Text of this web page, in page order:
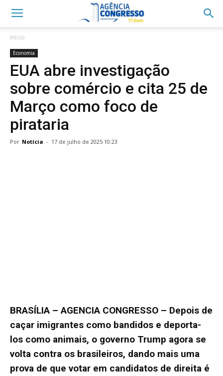
Início
Economia
EUA abre investigação
sobre comércio e cita 25 de
Março como foco de
pirataria
Por Notícia - 17 de julho de 2025 10:23
BRASÍLIA – AGENCIA CONGRESSO – Depois de
caçar imigrantes como bandidos e deporta-
los como animais, o governo Trump agora se
volta contra os brasileiros, dando mais uma
prova de que votar em candidatos de direita é